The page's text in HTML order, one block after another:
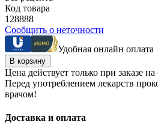
Код товара
128888
Сообщить о неточности
Удобная онлайн оплата
В корзину
Цена действует только при заказе на
Перед употреблением лекарств
врачом!
Доставка и оплата